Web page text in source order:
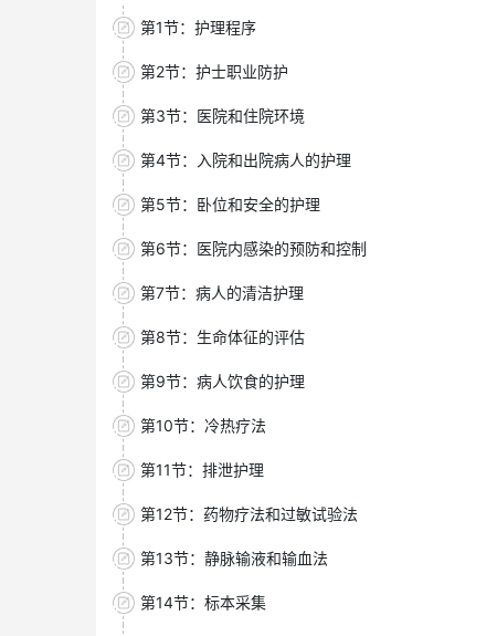
第1节：护理程序
第2节：护士职业防护
第3节：医院和住院环境
第4节：入院和出院病人的护理
第5节：卧位和安全的护理
第6节：医院内感染的预防和控制
第7节：病人的清洁护理
第8节：生命体征的评估
第9节：病人饮食的护理
第10节：冷热疗法
第11节：排泄护理
第12节：药物疗法和过敏试验法
第13节：静脉输液和输血法
第14节：标本采集